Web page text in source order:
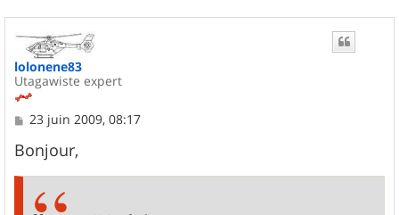
lolonene83
Utagawiste expert
M
s
s
a
23 juin 2009, 08:17
Bonjour,